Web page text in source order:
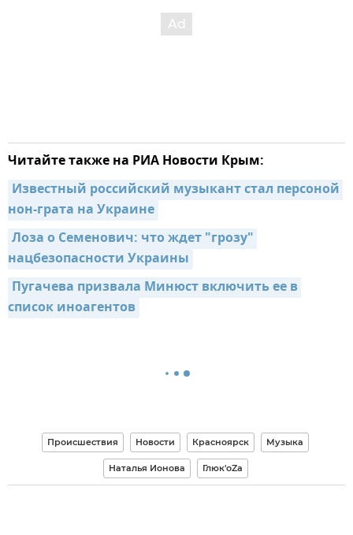
Читайте также на РИА Новости Крым:
Известный российский музыкант стал персоной
нон-грата на Украине
Лоза о Семенович: что ждет "грозу"
нацбезопасности Украины
Пугачева призвала Минюст включить ее в
список иноагентов
Происшествия Новости Красноярск Музыка
Наталья Ионова Глюк'oZa